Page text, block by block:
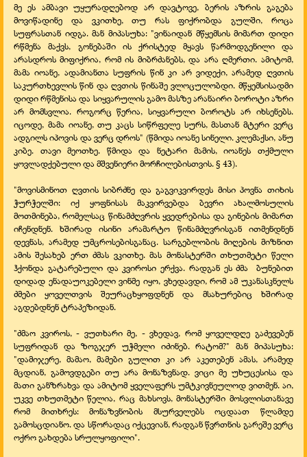
მე ეს ამბავი უყურადღებოდ არ დავტოვე, ბერის აზრის გაგება
მოვიწადინე და ვკითხე, თუ რას ფიქრობდა გულში, როცა
სუფრასთან იდგა. მან მიპასუხა: "ვინაიდან მწყემსის მიმართ დიდი
რწმენა მაქვს, გონებაში ის ქრისტედ მყავს წარმოდგენილი და
არასდროს მიფიქრია, რომ ის მიბრძანებს, და არა ღმერთი. ამიტომ,
მამა იოანე, ადამიანთა სუფრის წინ კი არ ვიდექი, არამედ ღვთის
საკურთხევლის წინ და ღვთის წინაშე ვლოცულობდი. მწყემსისადმი
დიდი რწმენისა და სიყვარულის გამო მასზე არანაირი ბოროტი აზრი
არ მომსვლია. როგორც წერია, სიყვარული ბოროტს არ იხსენებს.
იცოდე, მამა იოანე, თუ კაცს სიწრფელე სურს, მასთან მტერი ვერც
ადგილს იპოვის და ვერც დროს" (წმიდა იოანე სინელი. კლემაქსი, ანუ
კიბე. თავი მეოთხე. წმიდა და ნეტარი მამის, იოანეს თქმული
ყოვლადქებული და მშვენიერი მორჩილებისთვის. § 43).
"მოვისმინოთ ღვთის სიბრძნე და გაგვიკვირდეს მისი პოვნა თიხის
ჭურჭელში: იქ ყოფნისას მაკვირვებდა ბევრი ახალმოსულის
მოთმინება, რომელსაც წინამძღვრის ყვედრებისა და გინების მიმართ
იჩენდნენ. ხშირად ისინი არამარტო წინამძღვრისგან ითმენდნენ
დევნას, არამედ უმცროსებისგანაც. სარგებლობის მიღების მიზნით
ამის შესახებ ერთ ძმას ვკითხე. მას მონასტერში თხუთმეტი წელი
ჰქონდა გატარებული და კვიროსი ერქვა. რადგან ეს ძმა ბუნებით
დიდად ენადაუოკებელი ვინმე იყო, ვხედავდი, რომ ამ უკანასკნელს
ძმები ყოველთვის შეურაცხყოფდნენ და მსახურებიც ხშირად
აგდებდნენ ტრაპეზიდან.
"ძმაო კვიროს, - ვუთხარი მე, - ვხედავ, რომ ყოველდღე გაძევებენ
სუფრიდან და ზოგჯერ უჭმელი იძინებ. რატომ?" მან მიპასუხა:
"დამიჯერე, მამაო, მამები გულით კი არ აკეთებენ ამას, არამედ
მცდიან, გამოვდგები თუ არა მონაზვნად. ვიცი მე უხუცესისა და
მათი განზრახვა და ამიტომ ყველაფერს უმტკივნეულოდ ვითმენ. აი,
უკვე თხუთმეტი წელია, რაც მახსოვს, მონასტერში მოსვლისთანავე
რომ მითხრეს: მონაზვნობის მსურველებს ოცდაათ წლამდე
გამოსცდიანო. და სწორადაც იქცევიან, რადგან წვრთნის გარეშე ვერც
ოქრო გახდება სრულყოფილი".